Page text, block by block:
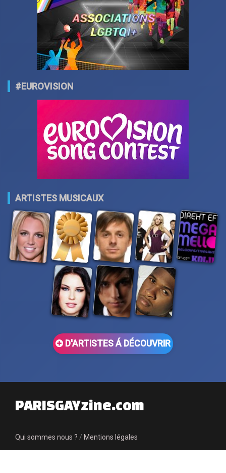
#EUROVISION
ARTISTES MUSICAUX
D'ARTISTES Á DÉCOUVRIR
PARISGAYzine.com
Qui sommes nous ? / Mentions légales